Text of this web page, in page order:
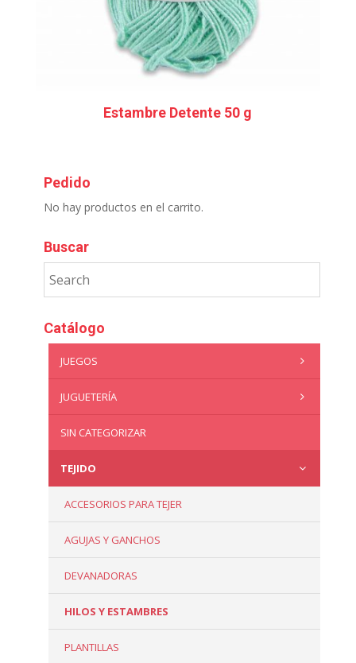
Estambre Detente 50 g
Pedido
No hay productos en el carrito.
Buscar
Catálogo
JUEGOS
JUGUETERÍA
SIN CATEGORIZAR
TEJIDO
ACCESORIOS PARA TEJER
AGUJAS Y GANCHOS
DEVANADORAS
HILOS Y ESTAMBRES
PLANTILLAS